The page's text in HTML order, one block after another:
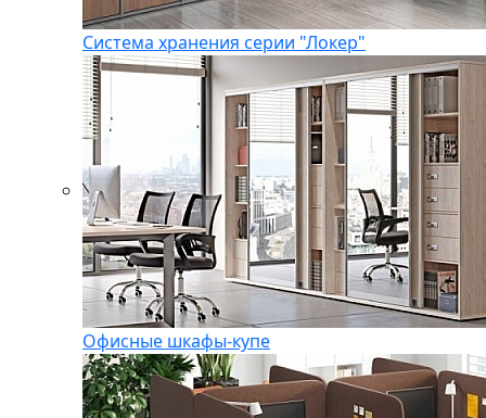
Система хранения серии "Локер"
Офисные шкафы-купе